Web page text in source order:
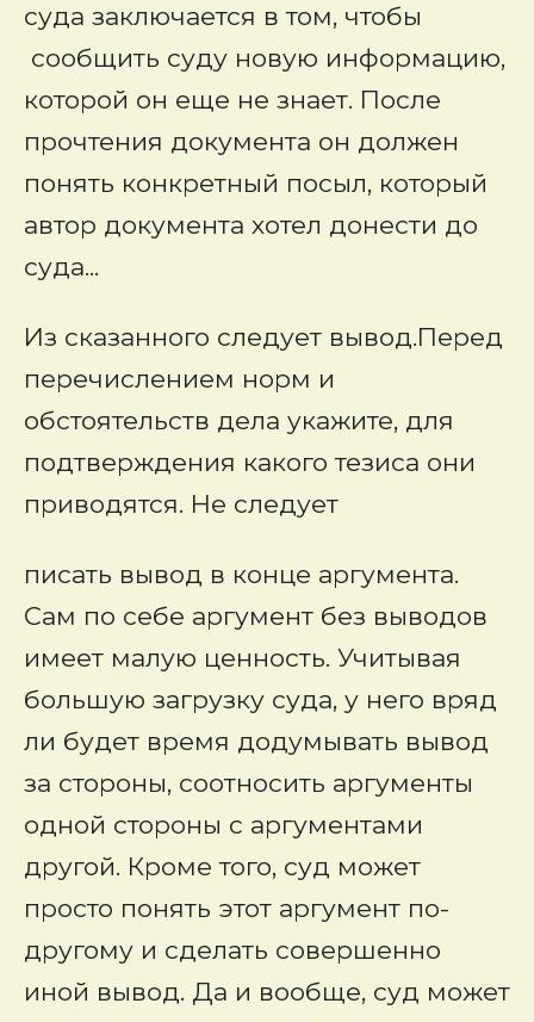
суда заключается в том, чтобы
сообщить суду новую информацию,
которой он еще не знает. После
прочтения документа он должен
понять конкретный посыл, который
автор документа хотел донести до
суда...
Из сказанного следует вывод.Перед
перечислением норм и
обстоятельств дела укажите, для
подтверждения какого тезиса они
приводятся. Не следует
писать вывод в конце аргумента.
Сам по себе аргумент без выводов
имеет малую ценность. Учитывая
большую загрузку суда, у него вряд
ли будет время додумывать вывод
за стороны, соотносить аргументы
одной стороны с аргументами
другой. Кроме того, суд может
просто понять этот аргумент по-
другому и сделать совершенно
иной вывод. Да и вообще, суд может